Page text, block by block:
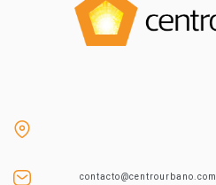
contacto@centrourbano.com